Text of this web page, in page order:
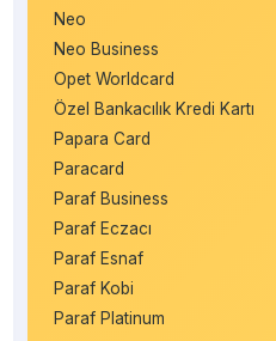
Neo
Neo Business
Opet Worldcard
Özel Bankacılık Kredi Kartı
Papara Card
Paracard
Paraf Business
Paraf Eczacı
Paraf Esnaf
Paraf Kobi
Paraf Platinum